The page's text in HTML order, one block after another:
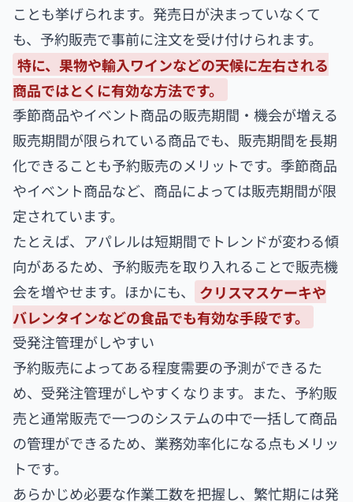
ことも挙げられます。発売日が決まっていなくて
も、予約販売で事前に注文を受け付けられます。
特に、果物や輸入ワインなどの天候に左右される
商品ではとくに有効な方法です。
季節商品やイベント商品の販売期間・機会が増える
販売期間が限られている商品でも、販売期間を長期
化できることも予約販売のメリットです。季節商品
やイベント商品など、商品によっては販売期間が限
定されています。
たとえば、アパレルは短期間でトレンドが変わる傾
向があるため、予約販売を取り入れることで販売機
会を増やせます。ほかにも、
クリスマスケーキや
バレンタインなどの食品でも有効な手段です。
受発注管理がしやすい
予約販売によってある程度需要の予測ができるた
め、受発注管理がしやすくなります。また、予約販
売と通常販売で一つのシステムの中で一括して商品
の管理ができるため、業務効率化になる点もメリッ
トです。
あらかじめ必要な作業工数を把握し、繁忙期には発